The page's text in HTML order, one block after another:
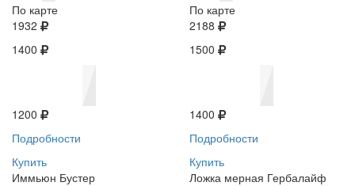
По карте
1932
1400
1200
Подробности
Купить
По карте
2188
1500
1400
Подробности
Купить
Иммьюн Бустер
Ложка мерная Гербалайф